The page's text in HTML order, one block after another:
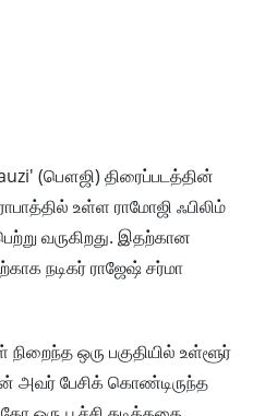
(பௌஜி) திரைப்படத்தின்
உள்ள ராமோஜி ஃபிலிம்
வருகிறது. இதற்கான
நடிகர் ராஜேஷ் சர்மா
ஒரு பகுதியில் உள்ளூர்
அவர் பேசிக் கொண்டிருந்த